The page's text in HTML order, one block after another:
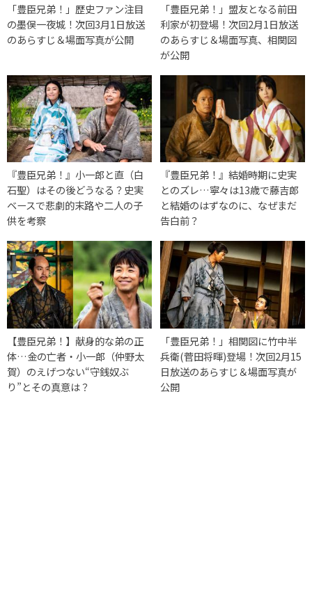
「豊臣兄弟！」歴史ファン注目
の墨俣一夜城！次回3月1日放送
のあらすじ＆場面写真が公開
「豊臣兄弟！」盟友となる前田
利家が初登場！次回2月1日放送
のあらすじ＆場面写真、相関図
が公開
『豊臣兄弟！』小一郎と直（白
石聖）はその後どうなる？史実
ベースで悲劇的末路や二人の子
供を考察
『豊臣兄弟！』結婚時期に史実
とのズレ…寧々は13歳で藤吉郎
と結婚のはずなのに、なぜまだ
告白前？
【豊臣兄弟！】献身的な弟の正
体…金の亡者・小一郎（仲野太
賀）のえげつない“守銭奴ぶ
り”とその真意は？
「豊臣兄弟！」相関図に竹中半
兵衛(菅田将暉)登場！次回2月15
日放送のあらすじ＆場面写真が
公開